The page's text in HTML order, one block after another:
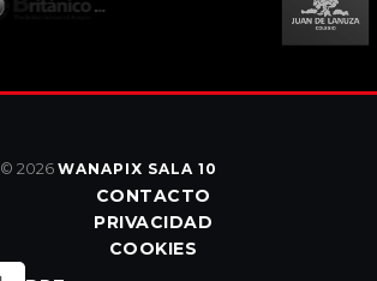
© 2026 WANAPIX SALA 10
CONTACTO
PRIVACIDAD
COOKIES